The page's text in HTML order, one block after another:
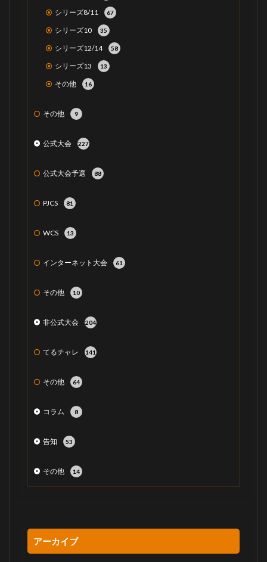
シリーズ8/11 67
シリーズ10 35
シリーズ12/14 58
シリーズ13 13
その他 16
その他 9
公式大会 227
公式大会予選 88
PJCS 81
WCS 13
インターネット大会 61
その他 10
非公式大会 204
てるチャレ 141
その他 64
コラム 8
告知 53
その他 14
アーカイブ